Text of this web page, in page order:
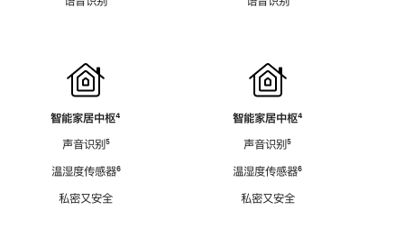
智能家居中枢脚
⁴
声音识别脚
⁵
温湿度传感器脚
⁶
私密又安全
智能家居中枢脚
⁴
声音识别脚
⁵
温湿度传感器脚
⁶
私密又安全